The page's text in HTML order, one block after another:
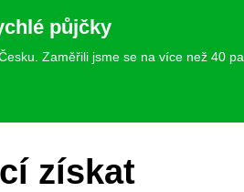
půjčky
Zaměřili jsme se na více než 40
získat